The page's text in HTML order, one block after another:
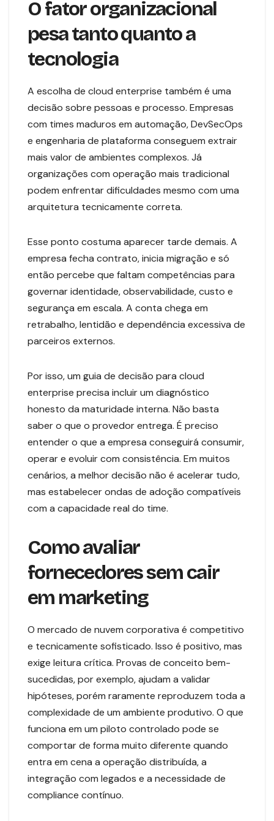
O fator organizacional
pesa tanto quanto a
tecnologia
A escolha de cloud enterprise também é uma
decisão sobre pessoas e processo. Empresas
com times maduros em automação, DevSecOps
e engenharia de plataforma conseguem extrair
mais valor de ambientes complexos. Já
organizações com operação mais tradicional
podem enfrentar dificuldades mesmo com uma
arquitetura tecnicamente correta.
Esse ponto costuma aparecer tarde demais. A
empresa fecha contrato, inicia migração e só
então percebe que faltam competências para
governar identidade, observabilidade, custo e
segurança em escala. A conta chega em
retrabalho, lentidão e dependência excessiva de
parceiros externos.
Por isso, um guia de decisão para cloud
enterprise precisa incluir um diagnóstico
honesto da maturidade interna. Não basta
saber o que o provedor entrega. É preciso
entender o que a empresa conseguirá consumir,
operar e evoluir com consistência. Em muitos
cenários, a melhor decisão não é acelerar tudo,
mas estabelecer ondas de adoção compatíveis
com a capacidade real do time.
Como avaliar
fornecedores sem cair
em marketing
O mercado de nuvem corporativa é competitivo
e tecnicamente sofisticado. Isso é positivo, mas
exige leitura crítica. Provas de conceito bem-
sucedidas, por exemplo, ajudam a validar
hipóteses, porém raramente reproduzem toda a
complexidade de um ambiente produtivo. O que
funciona em um piloto controlado pode se
comportar de forma muito diferente quando
entra em cena a operação distribuída, a
integração com legados e a necessidade de
compliance contínuo.